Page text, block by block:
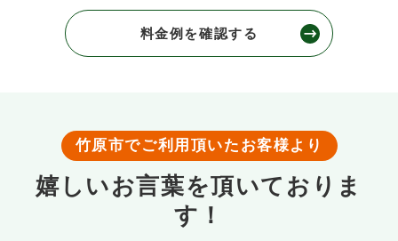
料金例を確認する
竹原市でご利用頂いたお客様より
嬉しいお言葉を頂いておりま
す！